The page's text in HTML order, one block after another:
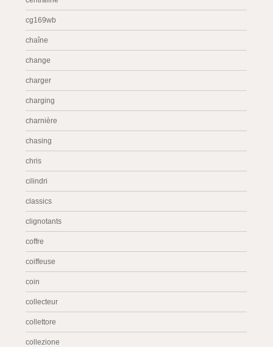
cg169wb
chaîne
change
charger
charging
charnière
chasing
chris
cilindri
classics
clignotants
coffre
coiffeuse
coin
collecteur
collettore
collezione